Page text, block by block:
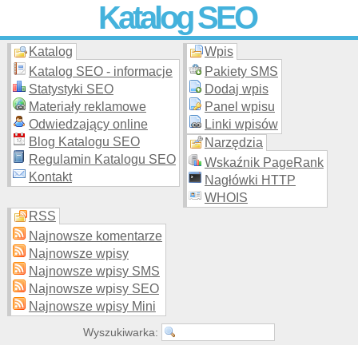
Katalog SEO
Skuteczna i promocja stron WWW –
moderowanego katalogu za darmo!
Katalog
Katalog SEO - informacje
Statystyki SEO
Materiały reklamowe
Odwiedzający online
Blog Katalogu SEO
Regulamin Katalogu SEO
Kontakt
Wpis
Pakiety SMS
Dodaj wpis
Panel wpisu
Linki wpisów
Narzędzia
Wskaźnik PageRank
Nagłówki HTTP
WHOIS
RSS
Najnowsze komentarze
Najnowsze wpisy
Najnowsze wpisy SMS
Najnowsze wpisy SEO
Najnowsze wpisy Mini
Wyszukiwarka: